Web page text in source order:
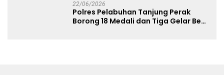
22/06/2026
Polres Pelabuhan Tanjung Perak
Borong 18 Medali dan Tiga Gelar Best